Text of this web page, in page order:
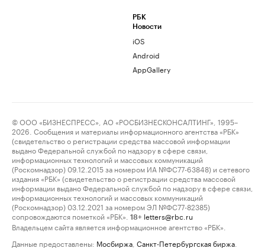
РБК
Новости
iOS
Android
AppGallery
© ООО «БИЗНЕСПРЕСС», АО «РОСБИЗНЕСКОНСАЛТИНГ», 1995–
2026. Сообщения и материалы информационного агентства «РБК»
(свидетельство о регистрации средства массовой информации
выдано Федеральной службой по надзору в сфере связи,
информационных технологий и массовых коммуникаций
(Роскомнадзор) 09.12.2015 за номером ИА №ФС77-63848) и сетевого
издания «РБК» (свидетельство о регистрации средства массовой
информации выдано Федеральной службой по надзору в сфере связи,
информационных технологий и массовых коммуникаций
(Роскомнадзор) 03.12.2021 за номером ЭЛ №ФС77-82385)
сопровождаются пометкой «РБК».
18+ letters@rbc.ru
Владельцем сайта является информационное агентство «РБК».
Данные предоставлены: Мосбиржа Санкт-Петербургская биржа